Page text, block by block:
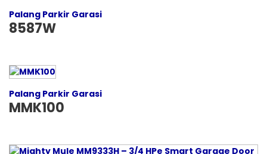
Palang Parkir Garasi
8587W
Palang Parkir Garasi
MMK100